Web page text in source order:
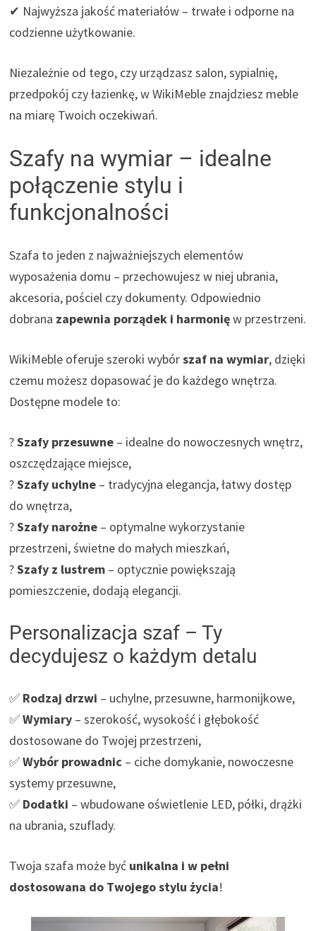
✔ Najwyższa jakość materiałów – trwałe i odporne na
codzienne użytkowanie.
Niezależnie od tego, czy urządzasz salon, sypialnię,
przedpokój czy łazienkę, w WikiMeble znajdziesz meble
na miarę Twoich oczekiwań.
Szafy na wymiar – idealne
połączenie stylu i
funkcjonalności
Szafa to jeden z najważniejszych elementów
wyposażenia domu – przechowujesz w niej ubrania,
akcesoria, pościel czy dokumenty. Odpowiednio
dobrana zapewnia porządek i harmonięw przestrzeni.
WikiMeble oferuje szeroki wybórszaf na wymiar, dzięki
czemu możesz dopasować je do każdego wnętrza.
Dostępne modele to:
?Szafy przesuwne – idealne do nowoczesnych wnętrz,
oszczędzające miejsce,
?Szafy uchylne – tradycyjna elegancja, łatwy dostęp
do wnętrza,
?Szafy narożne – optymalne wykorzystanie
przestrzeni, świetne do małych mieszkań,
?Szafy z lustrem – optycznie powiększają
pomieszczenie, dodają elegancji.
Personalizacja szaf – Ty
decydujesz o każdym detalu
✅ Rodzaj drzwi – uchylne, przesuwne, harmonijkowe,
✅Wymiary – szerokość, wysokość i głębokość
dostosowane do Twojej przestrzeni,
✅Wybór prowadnic – ciche domykanie, nowoczesne
systemy przesuwne,
✅ Dodatki – wbudowane oświetlenie LED, półki, drążki
na ubrania, szuflady.
Twoja szafa może być unikalna i w pełni
dostosowana do Twojego stylu życia!